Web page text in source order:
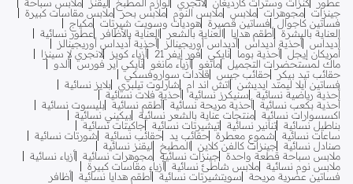
عطور
كنزات وسترات كارديغان لانجري لوازم المطبخ ليقنز
ملابس سباحة
جينزات مجوهرات ملابس ملابس النوم ملابس بحر ملابس مقاسات كبيرة
فساتين كاجوال
فساتين قصيرة هوديات وسويت شيرتات مكياج
العناية بالبشرة أطقم هدايا العناية بالشعر العناية بالأظافر
عطور نسائية
أديداس أحذية أديداس أديداس أوريجينالز
أحذية أديداس أوريجينالز
أمريكان إيجل أحذية بوما نايكي فور إيفر 21 أزياء كويز
لانجري لا سينزا
ماك لمستحضرات التجميل مانغو أزياء مانغو نايكي اير فورس ألدو
حقائب تيد بيكر
حقائب جيس
قلادات سواروفسكي
فساتين ايلا ليمتد ايديشن
اتش اند ام شارلوت تيلبري بلايز نسائية
أحذية رياضية نسائية
سنيكرز نسائية أحذية فلات نسائية
أحذية بكعب نسائية أحذية مريحة نسائية أطقم نسائية بليسوت نسائية
اكسسوارات نسائية منتجات عناية بالشعر نسائية بيكيني نسائية
بناطيل نسائية تنانير نسائية تيشيرتات نسائية جاكيتات نسائية
ساعات نسائية
شموع معطرة حقائب يد حقائب نسائية
شورتات نسائية
صنادل نسائية جينزات كالفن كلاين المطبخ
ليقنز نسائية
ملابس سباحة قطعة واحدة جينزات نسائية مجوهرات نسائية أزياء نسائية
ملابس نوم نسائية ملابس شاطئ نسائية أزياء مقاسات كبيرة
فساتين عصرية مريحة
سويتشيرتات نسائية أطقم هدايا نسائية أظافر